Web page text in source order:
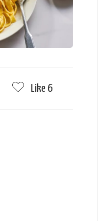
Like 6